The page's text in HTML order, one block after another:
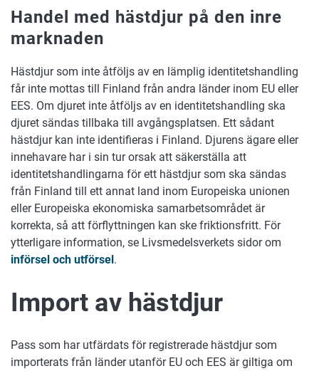
Handel med hästdjur på den inre
marknaden
Hästdjur som inte åtföljs av en lämplig identitetshandling
får inte mottas till Finland från andra länder inom EU eller
EES. Om djuret inte åtföljs av en identitetshandling ska
djuret sändas tillbaka till avgångsplatsen. Ett sådant
hästdjur kan inte identifieras i Finland. Djurens ägare eller
innehavare har i sin tur orsak att säkerställa att
identitetshandlingarna för ett hästdjur som ska sändas
från Finland till ett annat land inom Europeiska unionen
eller Europeiska ekonomiska samarbetsområdet är
korrekta, så att förflyttningen kan ske friktionsfritt. För
ytterligare information, se Livsmedelsverkets sidor om
införsel och utförsel.
Import av hästdjur
Pass som har utfärdats för registrerade hästdjur som
importerats från länder utanför EU och EES är giltiga om